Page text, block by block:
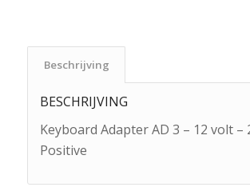
Beschrijving
BESCHRIJVING
Keyboard Adapter AD 3 – 12 volt –
Positive